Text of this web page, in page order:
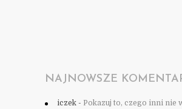
NAJNOWSZE
iczek - Pokazuj to, czego inni nie